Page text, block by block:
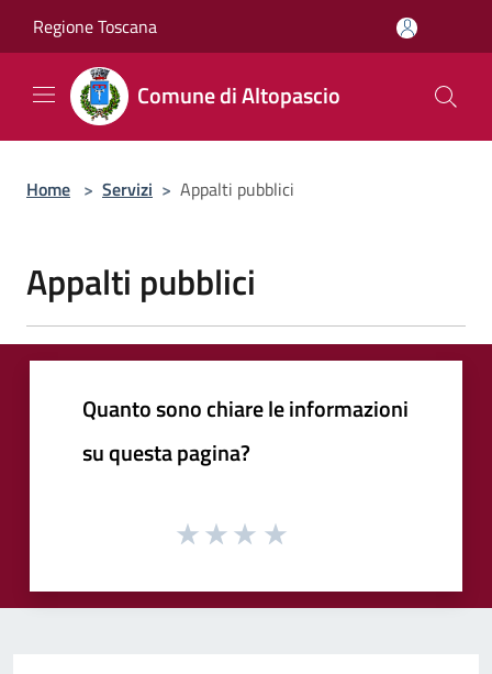
Regione Toscana
Comune di Altopascio
Home > Servizi > Appalti pubblici
Appalti pubblici
Quanto sono chiare le informazioni
su questa pagina?